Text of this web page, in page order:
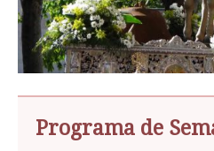
Programa de